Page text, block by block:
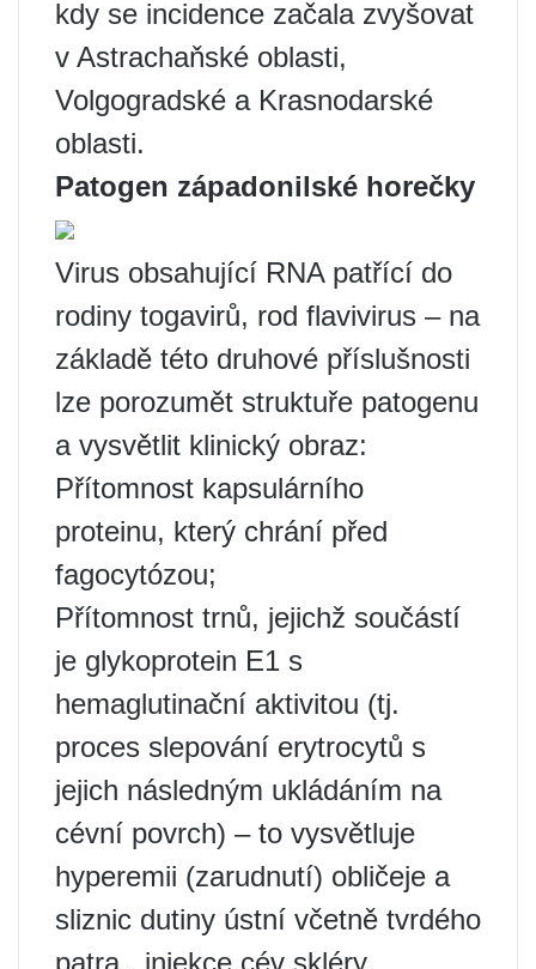
kdy se incidence začala zvyšovat
v Astrachaňské oblasti,
Volgogradské a Krasnodarské
oblasti.
Patogen západonilské horečky
Virus obsahující RNA patřící do
rodiny togavirů, rod flavivirus – na
základě této druhové příslušnosti
lze porozumět struktuře patogenu
a vysvětlit klinický obraz:
Přítomnost kapsulárního
proteinu, který chrání před
fagocytózou;
Přítomnost trnů, jejichž součástí
je glykoprotein E1 s
hemaglutinační aktivitou (tj.
proces slepování erytrocytů s
jejich následným ukládáním na
cévní povrch) – to vysvětluje
hyperemii (zarudnutí) obličeje a
sliznic dutiny ústní včetně tvrdého
patra , injekce cév skléry.